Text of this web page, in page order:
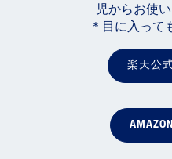
児からお使
＊目に入って
楽天公